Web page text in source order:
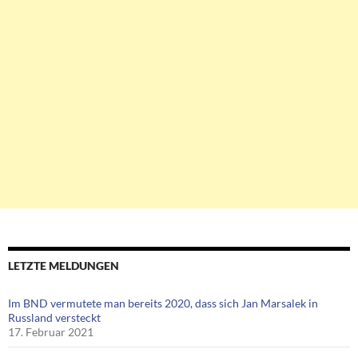
LETZTE MELDUNGEN
Im BND vermutete man bereits 2020, dass sich Jan Marsalek in
Russland versteckt
17. Februar 2021